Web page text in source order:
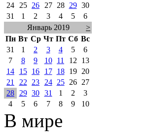
24
25 26 27 28 29 30
31
1 2 3 4 5
6
Январь 2019
>
Пн Вт Ср Чт Пт Сб Вс
31
1 2 3 4 5
6
7
8 9 10 11 12
13
14
15 16 17 18 19
20
21
22 23 24 25 26
27
28
29 30 31 1 2
3
4
5 6 7 8 9 10
В мире